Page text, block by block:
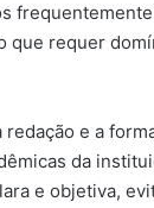
que requer
e a
da
e objetiva,